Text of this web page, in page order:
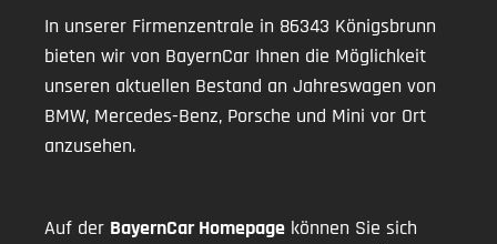
In unserer Firmenzentrale in 86343 Königsbrunn
bieten wir von BayernCar Ihnen die Möglichkeit
unseren aktuellen Bestand an Jahreswagen von
BMW, Mercedes-Benz, Porsche und Mini vor Ort
anzusehen.
Auf der BayernCar Homepage können Sie sich